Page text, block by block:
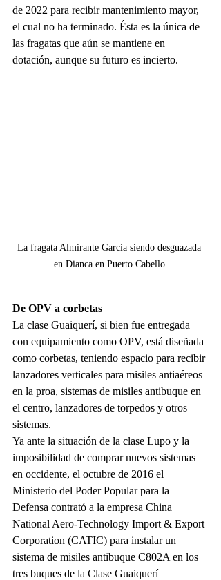
de 2022 para recibir mantenimiento mayor,
el cual no ha terminado. Ésta es la única de
las fragatas que aún se mantiene en
dotación, aunque su futuro es incierto.
La fragata Almirante García siendo desguazada
en Dianca en Puerto Cabello.
De OPV a corbetas
La clase Guaiquerí, si bien fue entregada
con equipamiento como OPV, está diseñada
como corbetas, teniendo espacio para recibir
lanzadores verticales para misiles antiaéreos
en la proa, sistemas de misiles antibuque en
el centro, lanzadores de torpedos y otros
sistemas.
Ya ante la situación de la clase Lupo y la
imposibilidad de comprar nuevos sistemas
en occidente, el octubre de 2016 el
Ministerio del Poder Popular para la
Defensa contrató a la empresa China
National Aero-Technology Import & Export
Corporation (CATIC) para instalar un
sistema de misiles antibuque C802A en los
tres buques de la Clase Guaiquerí